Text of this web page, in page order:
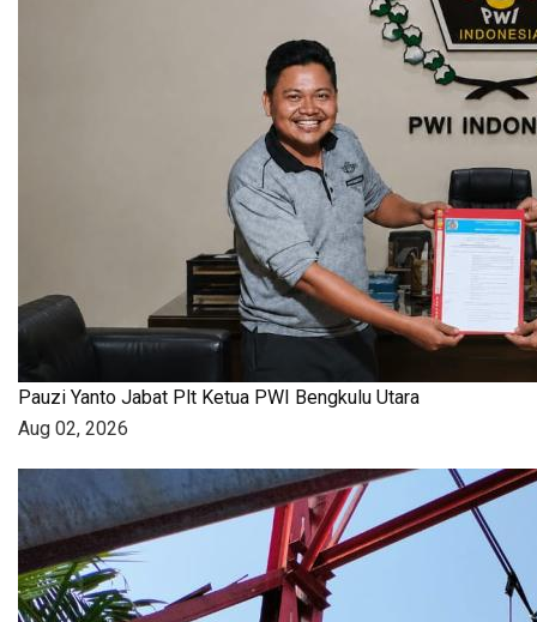
Pauzi Yanto Jabat Plt Ketua PWI Bengkulu Utara
Aug 02, 2026